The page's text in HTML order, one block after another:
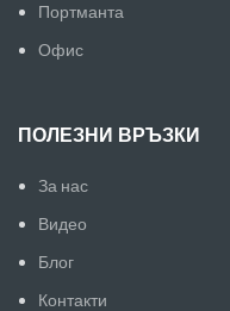
Портманта
Офис
ПОЛЕЗНИ ВРЪЗКИ
За нас
Видео
Блог
Контакти